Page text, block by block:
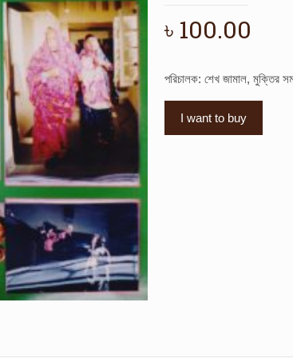
৳ 100.00
পরিচালক: শেখ জামাল, মুক্তির
I want to buy